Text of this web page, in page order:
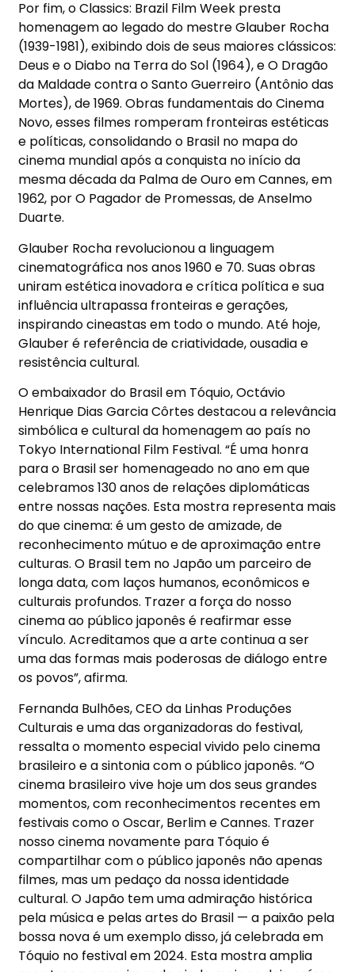
Por fim, oClassics: Brazil Film Week presta
homenagem ao legado do mestreGlauber Rocha
(1939-1981), exibindo dois de seus maiores clássicos:
Deus e o Diabo na Terra do Sol (1964),eO Dragão
da Maldade contra o Santo Guerreiro (Antônio das
Mortes),de1969. Obras fundamentais doCinema
Novo, esses filmes romperam fronteiras estéticas
e políticas, consolidando o Brasil no mapa do
cinema mundial após a conquista no início da
mesma década da Palma de Ouro em Cannes, em
1962, por O Pagador de Promessas, de Anselmo
Duarte.
Glauber Rocha revolucionou a linguagem
cinematográfica nos anos 1960 e 70. Suas obras
uniram estética inovadora e crítica política e sua
influência ultrapassa fronteiras e gerações,
inspirando cineastas em todo o mundo. Até hoje,
Glauberé referência de criatividade, ousadia e
resistência cultural.
O embaixador do Brasil em Tóquio, Octávio
Henrique Dias Garcia Côrtes destacou a relevância
simbólica e cultural da homenagem ao país no
Tokyo International Film Festival.“Éuma honra
para o Brasil ser homenageado no ano em que
celebramos 130 anos de relações diplomáticas
entre nossas nações. Esta mostra representa mais
do que cinema:éum gesto de amizade, de
reconhecimento mútuo e de aproximação entre
culturas. O Brasil tem no Japão um parceiro de
longa data, com laços humanos, econômicos e
culturais profundos. Trazer a força do nosso
cinema ao público japonêsé reafirmar esse
vínculo. Acreditamos que a arte continua a ser
uma das formas mais poderosas de diálogo entre
os povos”, afirma.
Fernanda Bulhões, CEO da Linhas Produções
Culturais e uma das organizadoras do festival,
ressalta o momento especial vivido pelo cinema
brasileiro e a sintonia com o público japonês.“O
cinema brasileiro vive hoje um dos seus grandes
momentos, com reconhecimentos recentes em
festivais como o Oscar, Berlim e Cannes. Trazer
nosso cinema novamente para Tóquioé
compartilhar com o público japonês não apenas
filmes, mas um pedaço da nossa identidade
cultural. O Japão tem uma admiração histórica
pela música e pelas artes do Brasil —a paixão pela
bossa novaéum exemplo disso, jácelebrada em
Tóquio no festival em 2024. Esta mostra amplia